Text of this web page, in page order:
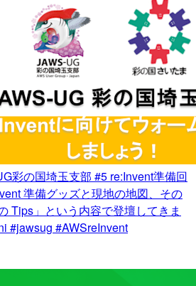
彩の国埼玉支部 #5 re:Invent準備回
準備グッズと現地の地図、その
Tips」という内容で登壇してきま
#jawsug #AWSreInvent